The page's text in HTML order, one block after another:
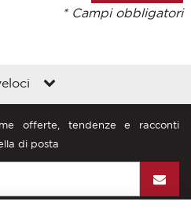
* Campi obbligatori
offerte, tendenze e racconti
di posta